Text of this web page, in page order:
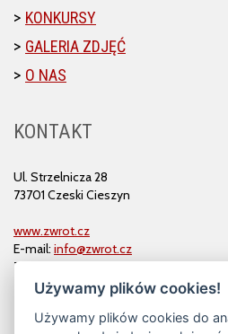
KONKURSY
GALERIA ZDJĘĆ
O NAS
KONTAKT
Ul. Strzelnicza 28
73701 Czeski Cieszyn
www.zwrot.cz
E-mail: info@zwrot.cz
Tel. i faks: 558 711 582
Używamy plików cookies!
Używamy plików cookies do